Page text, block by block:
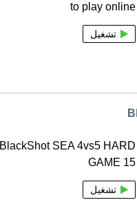
to play online
تشغيل
BlackShot SEA 4vs5 HARD
GAME 15
تشغيل